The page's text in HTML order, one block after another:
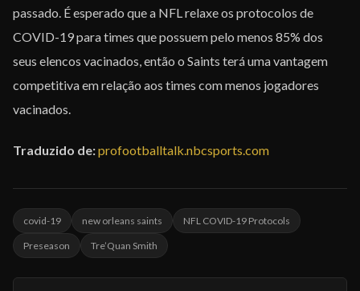
passado. É esperado que a NFL relaxe os protocolos de
COVID-19 para times que possuem pelo menos 85% dos
seus elencos vacinados, então o Saints terá uma vantagem
competitiva em relação aos times com menos jogadores
vacinados.
Traduzido de:profootballtalk.nbcsports.com
covid-19 new orleans saints NFL COVID-19 Protocols
Preseason Tre’Quan Smith